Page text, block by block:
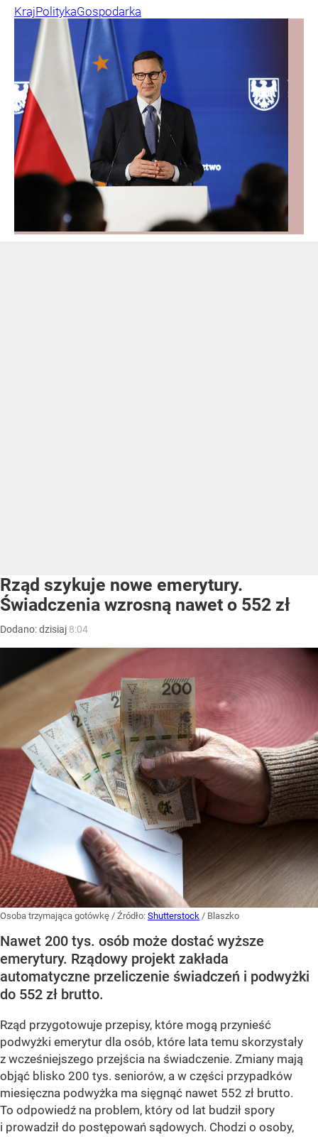
KrajPolitykaGospodarka
Rząd szykuje nowe emerytury.
Świadczenia wzrosną nawet o 552 zł
Dodano:dzisiaj 8:04
Osoba trzymająca gotówkę / Źródło: Shutterstock / Blaszko
Nawet 200 tys. osób może dostać wyższe
emerytury. Rządowy projekt zakłada
automatyczne przeliczenie świadczeń i podwyżki
do 552 zł brutto.
Rząd przygotowuje przepisy, które mogą przynieść
podwyżki emerytur dla osób, które lata temu skorzystały
z wcześniejszego przejścia na świadczenie. Zmiany mają
objąć blisko 200 tys. seniorów, a w części przypadków
miesięczna podwyżka ma sięgnąć nawet 552 zł brutto.
To odpowiedź na problem, który od lat budził spory
i prowadził do postępowań sądowych. Chodzi o osoby,